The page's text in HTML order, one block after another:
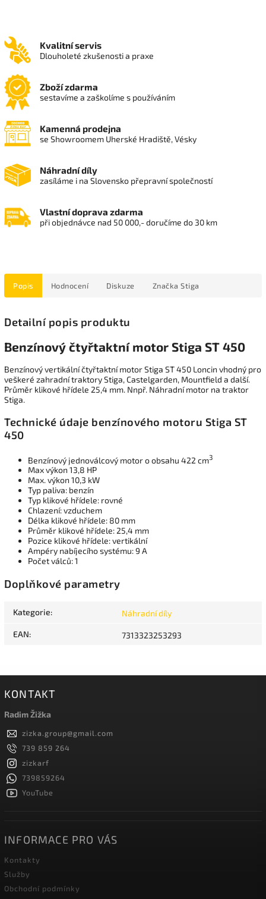
Kvalitní servis
Dlouholeté zkušenosti a praxe
Zboží zdarma
sestavíme a zaškolíme s používáním
Kamenná prodejna
se Showroomem Uherské Hradiště, Vésky
Náhradní díly
zasíláme i na Slovensko přepravní společností
Vlastní doprava zdarma
při objednávce nad 50 000,- doručíme do 30 km
Popis Hodnocení Diskuze Značka Stiga
Detailní popis produktu
Benzínový čtyřtaktní motor Stiga ST 450
Benzínový vertikální čtyřtaktní motor Stiga ST 450 Loncin vhodný pro
veškeré zahradní traktory Stiga, Castelgarden, Mountfield a další.
Průměr klikové hřídele 25,4 mm. Nnpř. Náhradní motor na traktor
Stiga.
Technické údaje benzínového motoru Stiga ST
450
Benzínový jednoválcový motor o obsahu 422 cm3
Max výkon 13,8 HP
Max. výkon 10,3 kW
Typ paliva: benzín
Typ klikové hřídele: rovné
Chlazení: vzduchem
Délka klikové hřídele: 80 mm
Průměr klikové hřídele: 25,4 mm
Pozice klikové hřídele: vertikální
Ampéry nabíjecího systému: 9 A
Počet válců: 1
Doplňkové parametry
Kategorie: Náhradní díly
EAN: 7313323253293
KONTAKT
Radim Žižka
zizka.group@gmail.com
739 859 264
zizkarf
739859264
YouTube
INFORMACE PRO VÁS
Kontakty
Služby
Obchodní podmínky